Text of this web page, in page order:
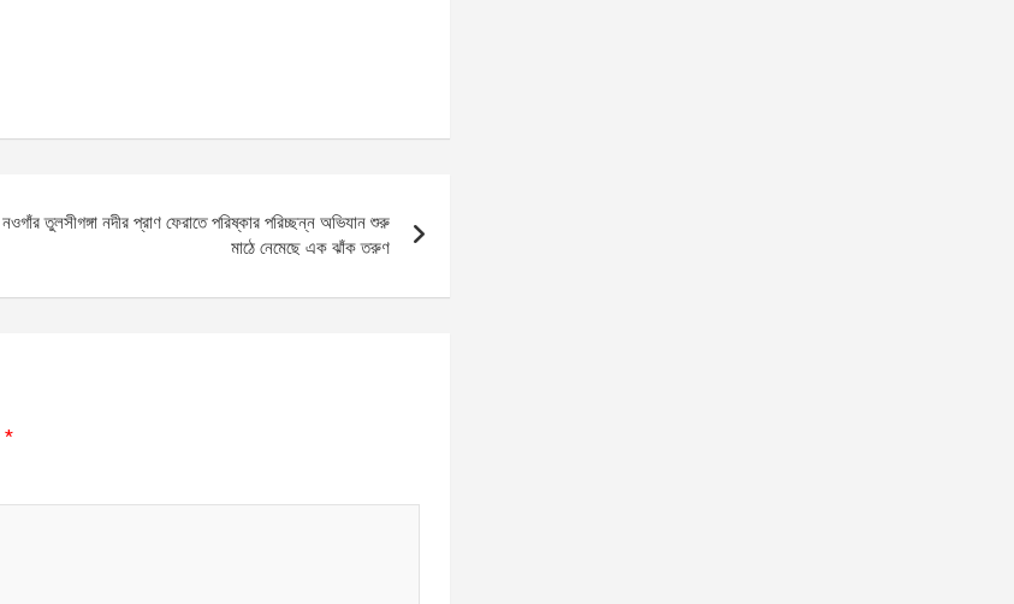
নওগাঁর তুলসীগঙ্গা নদীর প্রাণ ফেরাতে পরিষ্কার পরিচ্ছন্ন অভিযান শুরু
মাঠে নেমেছে এক ঝাঁক তরুণ
*